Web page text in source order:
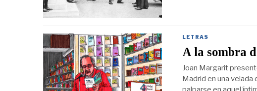
LETRAS
A la sombra
Joan Margarit
Madrid en una velada